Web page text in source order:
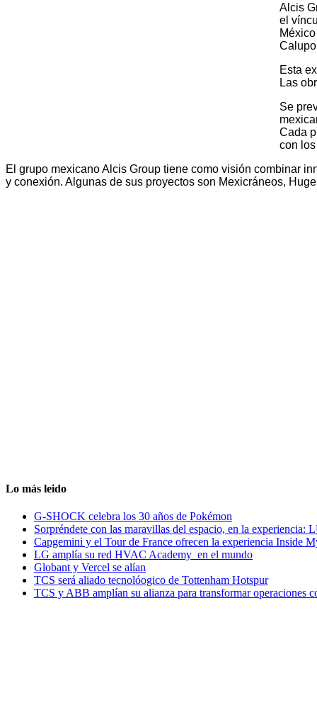
Alcis
el
Esta
Las
Se
Cada
con
El grupo mexicano Alcis Group tiene como visión combinar
y conexión. Algunas de sus proyectos son Mexicráneos,
Lo más leido
G-SHOCK celebra los 30 años de Pokémon
Sorpréndete con las maravillas del espacio, en la experiencia:
Capgemini y el Tour de France ofrecen la experiencia Inside
LG amplía su red HVAC Academy en el mundo
Globant y Vercel se alían
TCS será aliado tecnolóogico de Tottenham Hotspur
TCS y ABB amplían su alianza para transformar operaciones